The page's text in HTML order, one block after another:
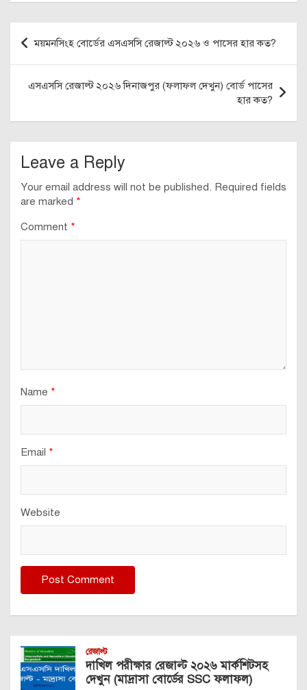
Post
navigation
ময়মনসিংহ বোর্ডের এসএসসি রেজাল্ট ২০২৬ ও পাসের হার কত?
এসএসসি রেজাল্ট ২০২৬ দিনাজপুর (ফলাফল দেখুন) বোর্ড পাসের
হার কত?
Leave a Reply
Your email address will not be published. Required fields
are marked *
Comment *
Name *
Email *
Website
রেজাল্ট
দাখিল পরীক্ষার রেজাল্ট ২০২৬ মার্কশিটসহ
দেখুন (মাদ্রাসা বোর্ডের SSC ফলাফল)